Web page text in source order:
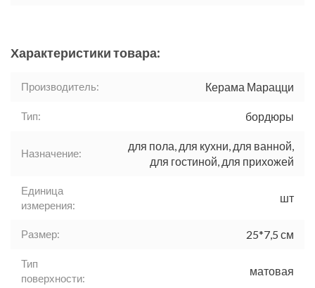
Характеристики товара:
Производитель: Керама Марацци
Тип: бордюры
Назначение:
для пола, для кухни, для ванной,
для гостиной, для прихожей
Единица
измерения:
шт
Размер: 25*7,5 см
Тип
поверхности:
матовая